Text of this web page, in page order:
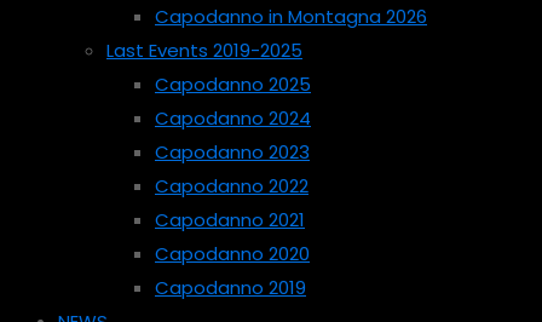
Capodanno in Montagna 2026
Last Events 2019-2025
Capodanno 2025
Capodanno 2024
Capodanno 2023
Capodanno 2022
Capodanno 2021
Capodanno 2020
Capodanno 2019